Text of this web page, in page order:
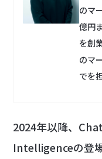
のマ
億円
を創
のマ
でを
2024年以降、
Intelligenceの登